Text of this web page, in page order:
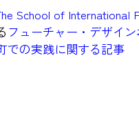
School of International
フューチャー・デザイ
での実践に関する記事